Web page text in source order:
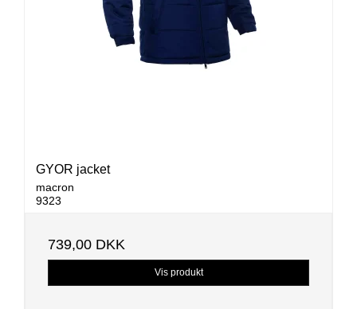
GYOR jacket
macron
9323
739,00 DKK
Vis produkt